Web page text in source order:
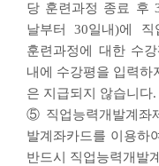
당 훈련과정 종료 후
날부터 30일내)에 직
훈련과정에 대한 수
내에 수강평을 입력하
은 지급되지 않습니다.
⑤ 직업능력개발계좌
발계좌카드를 이용하
반드시 직업능력개발